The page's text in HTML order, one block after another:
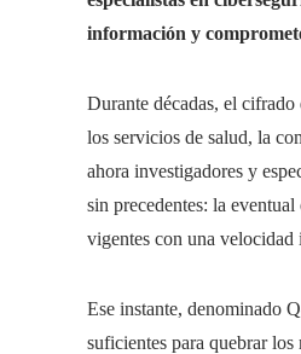
información y
Durante décadas, el
los servicios de salud, la
ahora investigadores y
sin precedentes: la
vigentes con una velocidad
Ese instante, denominado
suficientes para quebrar